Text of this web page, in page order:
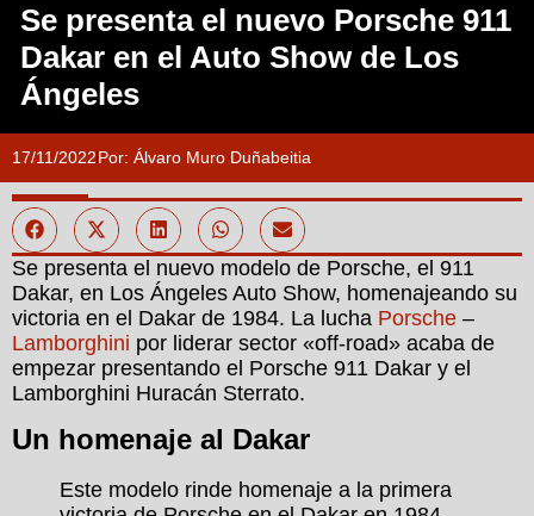
Se presenta el nuevo Porsche 911
Dakar en el Auto Show de Los
Ángeles
17/11/2022Por: Álvaro Muro Duñabeitia
Se presenta el nuevo modelo de Porsche, el 911
Dakar, en Los Ángeles Auto Show, homenajeando su
victoria en el Dakar de 1984. La lucha Porsche –
Lamborghini por liderar sector «off-road» acaba de
empezar presentando el Porsche 911 Dakar y el
Lamborghini Huracán Sterrato.
Un homenaje al Dakar
Este modelo rinde homenaje a la primera